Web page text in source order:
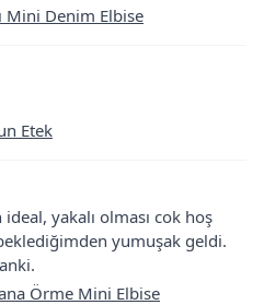
Mini Denim Elbise
Etek
yakalı olması cok hoş
yumuşak geldi.
Örme Mini Elbise